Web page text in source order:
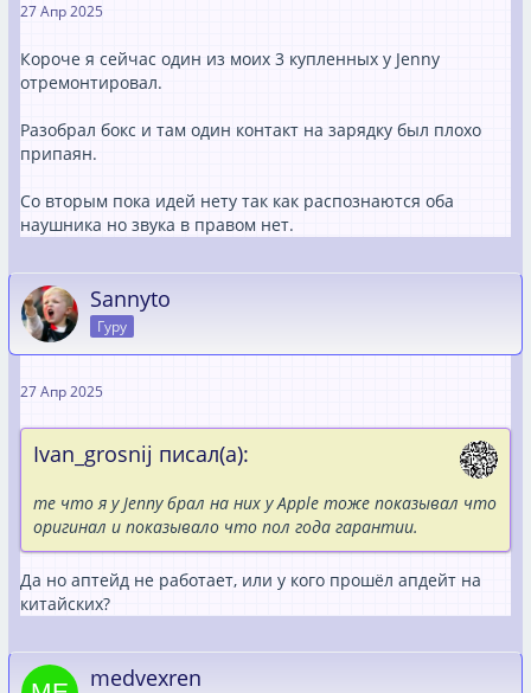
27 Апр 2025
Короче я сейчас один из моих 3 купленных у Jenny
отремонтировал.
Разобрал бокс и там один контакт на зарядку был плохо
припаян.
Со вторым пока идей нету так как распознаются оба
наушника но звука в правом нет.
Sannyto
Гуру
27 Апр 2025
Ivan_grosnij писал(а):
те что я у Jenny брал на них у Apple тоже показывал что
оригинал и показывало что пол года гарантии.
Да но аптейд не работает, или у кого прошёл апдейт на
китайских?
medvexren